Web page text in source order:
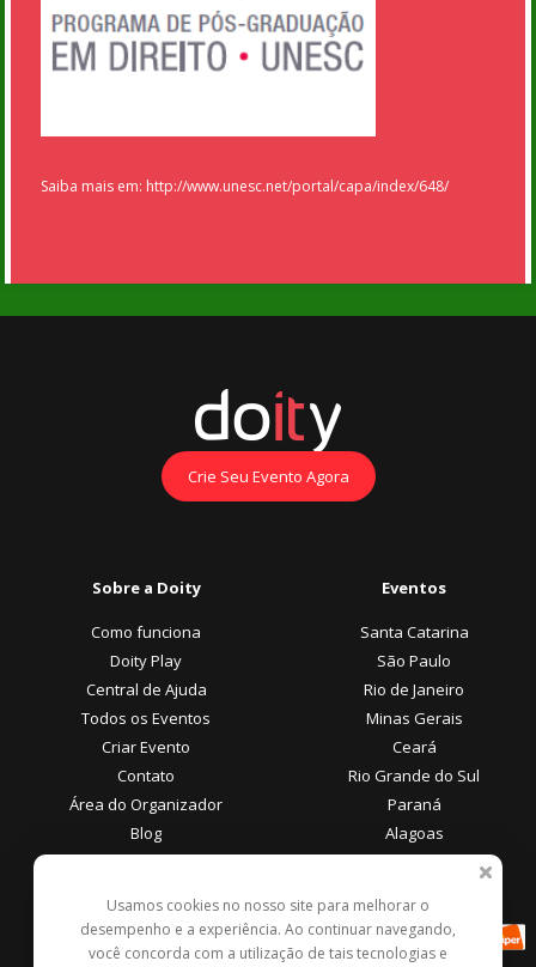
Saiba mais em: http://www.unesc.net/portal/capa/index/648/
Crie Seu Evento Agora
Sobre a Doity
Como funciona
Doity Play
Central de Ajuda
Todos os Eventos
Criar Evento
Contato
Área do Organizador
Blog
Eventos
Santa Catarina
São Paulo
Rio de Janeiro
Minas Gerais
Ceará
Rio Grande do Sul
Paraná
Alagoas
Área do Participante
Central de Ajuda
Formas de Pagamento
Usamos cookies no nosso site para melhorar o
desempenho e a experiência. Ao continuar navegando,
você concorda com a utilização de tais tecnologias e